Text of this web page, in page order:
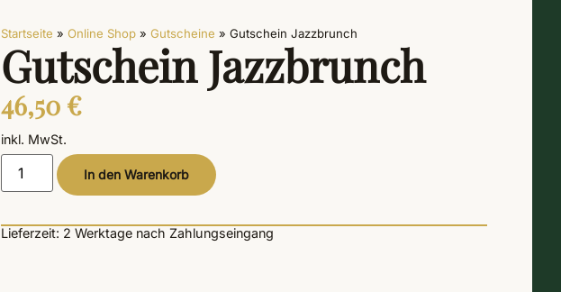
Startseite » Online Shop » Gutscheine » Gutschein Jazzbrunch
Gutschein Jazzbrunch
46,50 €
inkl. MwSt.
In den Warenkorb
Lieferzeit: 2 Werktage nach Zahlungseingang